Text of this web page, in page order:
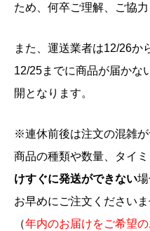
ため、何卒ご理解、ご協
また、運送業者は12/26か
12/25までに商品が届かな
開となります。
※連休前後は注文の混雑が
商品の種類や数量、タイミ
けすぐに発送ができない場
お早めにご注文くださいま
（年内のお届けをご希望